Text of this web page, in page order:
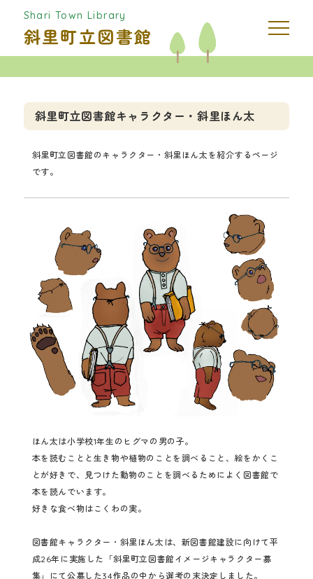
Shari Town Library
斜里町立図書館
斜里町立図書館キャラクター・斜里ほん太
斜里町立図書館のキャラクター・斜里ほん太を紹介するページ
です。
ほん太は小学校1年生のヒグマの男の子。
本を読むことと生き物や植物のことを調べること、絵をかくこ
とが好きで、見つけた動物のことを調べるためによく図書館で
本を読んでいます。
好きな食べ物はこくわの実。
図書館キャラクター・斜里ほん太は、新図書館建設に向けて平
成26年に実施した「斜里町立図書館イメージキャラクター募
集」にて公募した34作品の中から選考の末決定しました。